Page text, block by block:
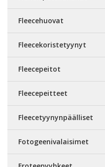
Fleecehuovat
Fleecekoristetyynyt
Fleecepeitot
Fleecepeitteet
Fleecetyynynpäälliset
Fotogeenivalaisimet